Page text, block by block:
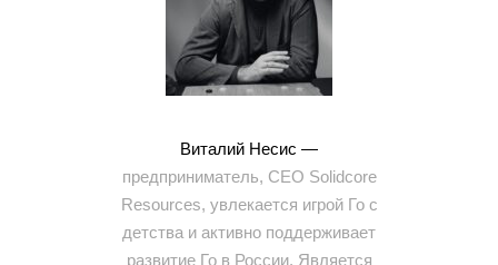
Виталий Несис —
предприниматель, СЕО Solidcore
Resources, увлекается игрой Го с
детства и активно поддерживает
развитие Го в России. Является